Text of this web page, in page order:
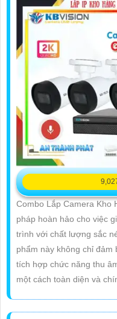
Combo Lắp Camera Kho
pháp hoàn hảo cho việc
trình với chất lượng sắc
phẩm này không chỉ
tích hợp chức năng thu
một cách toàn diện và